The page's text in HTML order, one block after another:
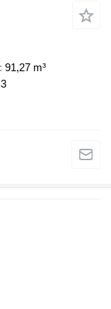
91,27 m³
3